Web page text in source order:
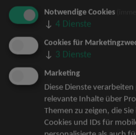
Bryan Adams Tickets
Andreas Gabalier Tickets
Die Fantastischen Vier Tickets
Herbert Grönemeyer Tickets
Deep Purple Tickets
Howard Carpendale Tickets
Jan Delay & Disko No.1 Tickets
Pur Tickets
Bob Dylan Tickets
Notwendige Cookies
↓ 4 Dienste
Cookies für
↓ 3 Dienste
Marketing
Diese Dienste
relevante Inhalte über
Themen zu zeigen, die
Cookies und IDs für